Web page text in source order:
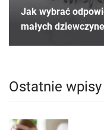
Jak wybrać
małych
Ostatnie wpisy